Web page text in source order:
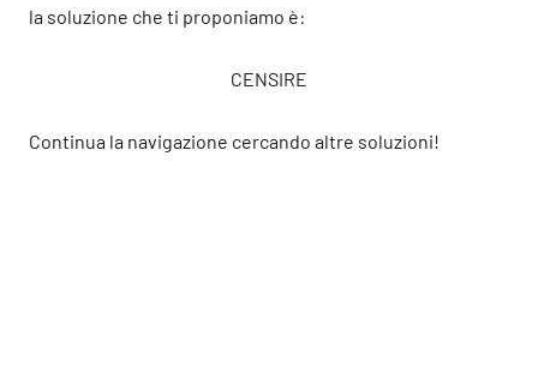
la soluzione che ti proponiamo è:
CENSIRE
Continua la navigazione cercando altre soluzioni!